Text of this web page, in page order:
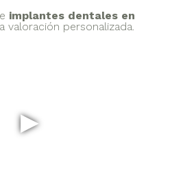
implantes dentales en
valoración personalizada.
▶